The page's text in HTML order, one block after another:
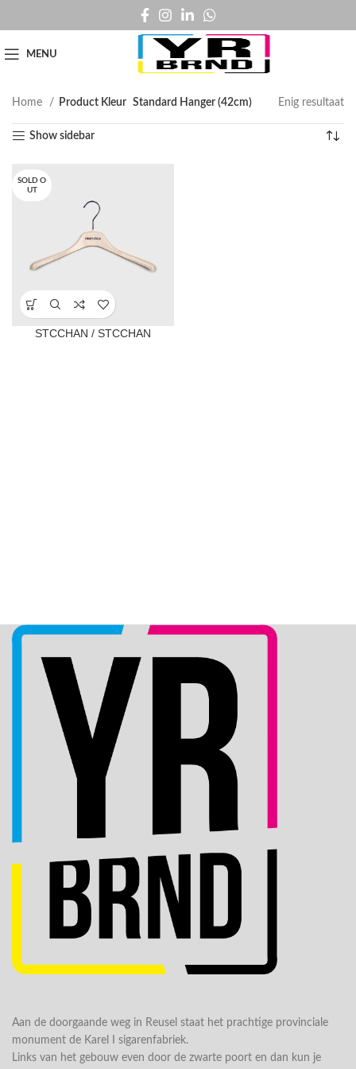
MENU
Home Product Kleur Standard Hanger (42cm) Enig resultaat
Show sidebar
SOLD O
UT
STCCHAN / STCCHAN
Aan de doorgaande weg in Reusel staat het prachtige provinciale
monument de Karel I sigarenfabriek.
Links van het gebouw even door de zwarte poort en dan kun je